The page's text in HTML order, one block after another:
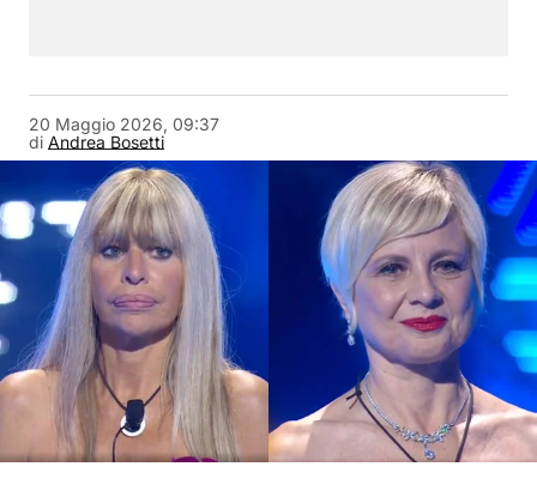
di Andrea Bosetti
20 Maggio 2026, 09:37